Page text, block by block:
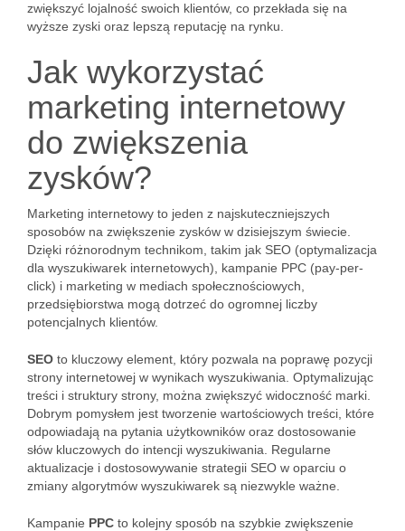
zwiększyć lojalność swoich klientów, co przekłada się na
wyższe zyski oraz lepszą reputację na rynku.
Jak wykorzystać
marketing internetowy
do zwiększenia
zysków?
Marketing internetowy to jeden z najskuteczniejszych
sposobów na zwiększenie zysków w dzisiejszym świecie.
Dzięki różnorodnym technikom, takim jak SEO (optymalizacja
dla wyszukiwarek internetowych), kampanie PPC (pay-per-
click) i marketing w mediach społecznościowych,
przedsiębiorstwa mogą dotrzeć do ogromnej liczby
potencjalnych klientów.
SEO to kluczowy element, który pozwala na poprawę pozycji
strony internetowej w wynikach wyszukiwania. Optymalizując
treści i struktury strony, można zwiększyć widoczność marki.
Dobrym pomysłem jest tworzenie wartościowych treści, które
odpowiadają na pytania użytkowników oraz dostosowanie
słów kluczowych do intencji wyszukiwania. Regularne
aktualizacje i dostosowywanie strategii SEO w oparciu o
zmiany algorytmów wyszukiwarek są niezwykle ważne.
Kampanie PPC to kolejny sposób na szybkie zwiększenie